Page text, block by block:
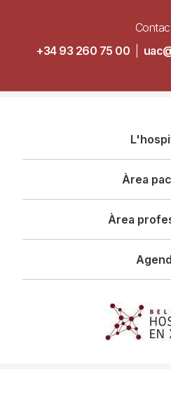
+34 93 260 75 00
principal
Àrea
Àrea